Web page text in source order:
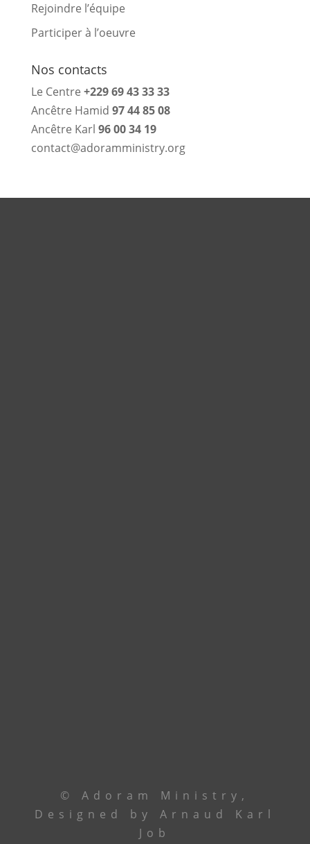
Rejoindre l’équipe
Participer à l’oeuvre
Nos contacts
Le Centre +229 69 43 33 33
Ancêtre Hamid 97 44 85 08
Ancêtre Karl 96 00 34 19
contact@adoramministry.org
© Adoram Ministry,
Designed by Arnaud Karl
Job